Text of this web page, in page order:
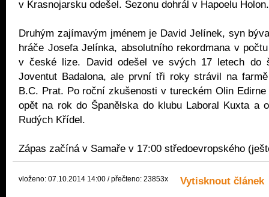
v Krasnojarsku odešel. Sezonu dohrál v Hapoelu Holon.
Druhým zajímavým jménem je David Jelínek, syn
hráče Josefa Jelínka, absolutního rekordmana v
v české lize. David odešel ve svých 17 letech do
Joventut Badalona, ale první tři roky strávil na
B.C. Prat. Po roční zkušenosti v tureckém Olin
opět na rok do Španělska do klubu Laboral Kuxta a
Rudých Křídel.
Zápas začíná v Samaře v 17:00 středoevropského
vloženo: 07.10.2014 14:00 / přečteno: 23853x Vytisknout článek